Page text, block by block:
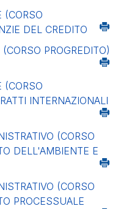
(CORSO
DEL CREDITO
PROGREDITO)
(CORSO
INTERNAZIONALI
(CORSO
DELL'AMBIENTE E
(CORSO
PROCESSUALE